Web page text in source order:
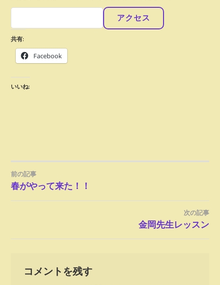
共有:
Facebook
いいね:
投
稿
ゲ
前の記事
春がやって来た！！
次の記事
金岡先生レッスン
コメントを残す